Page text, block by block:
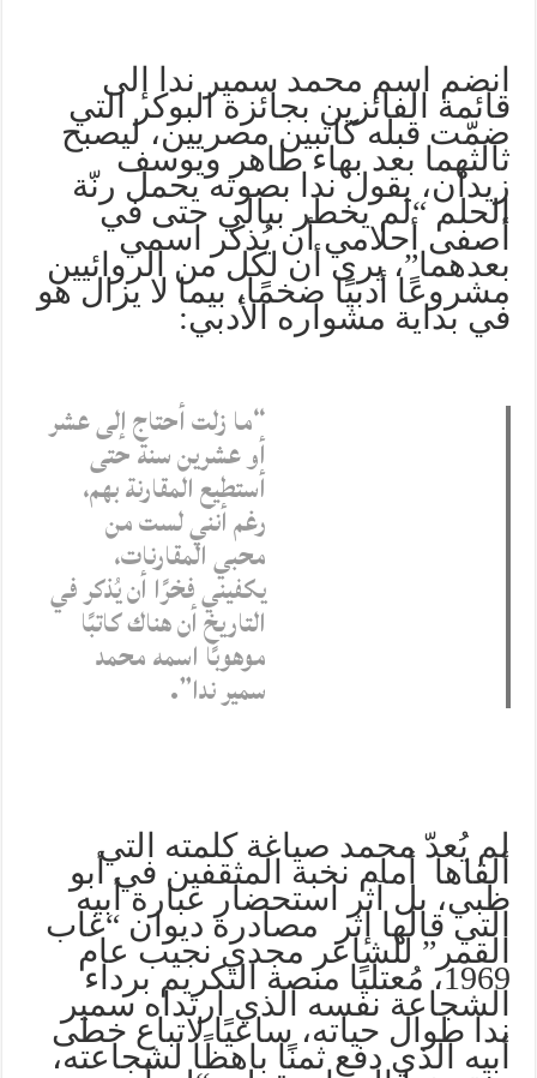
انضم اسم محمد سمير ندا إلى
قائمة الفائزين بجائزة البوكر التي
ضمّت قبله كاتبين مصريين، ليصبح
ثالثهما بعد بهاء طاهر ويوسف
زيدان، يقول ندا بصوته يحمل رنّة
الحلم “لم يخطر ببالي حتى في
أصفى أحلامي أن يُذكر اسمي
بعدهما”، يرى أن لكل من الروائيين
مشروعًا أدبيًا ضخمًا، بيما لا يزال هو
في بداية مشواره الأدبي:
“ما زلت أحتاج إلى عشر
أو عشرين سنة حتى
أستطيع المقارنة بهم،
رغم أنني لست من
محبي المقارنات،
يكفيني فخرًا أن يُذكر في
التاريخ أن هناك كاتبًا
موهوبًا اسمه محمد
سمير ندا”.
لم يُعدّ محمد صياغة كلمته التي
ألقاها أمام نخبة المثقفين في أبو
ظبي، بل آثر استحضار عبارة أبيه
التي قالها إثر مصادرة ديوان “غاب
القمر” للشاعر مجدي نجيب عام
1969، مُعتليًا منصة التكريم برداء
الشجاعة نفسه الذي ارتداه سمير
ندا طوال حياته، ساعيًا لاتباع خطى
أبيه الذي دفع ثمنًا باهظًا لشجاعته،